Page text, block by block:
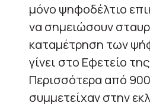
μόνο ψηφοδέλτιο
να σημειώσουν
καταμέτρηση των
γίνει στο Εφετείο
Περισσότερα από
συμμετείχαν στην